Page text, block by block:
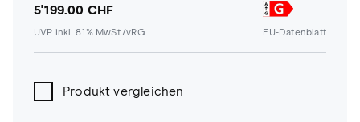
5'199.00 CHF
UVP inkl. 8.1% MwSt./vRG EU-Datenblatt
Produkt vergleichen